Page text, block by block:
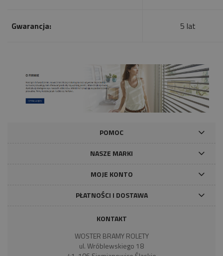
Gwarancja: 5 lat
POMOC
NASZE MARKI
MOJE KONTO
PŁATNOŚCI I DOSTAWA
KONTAKT
WOSTER BRAMY ROLETY
ul. Wróblewskiego 18